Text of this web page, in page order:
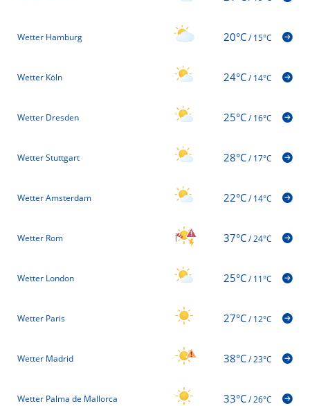
Wetter Hamburg 20°C/15°C
Wetter Köln 24°C/14°C
Wetter Dresden 25°C/16°C
Wetter Stuttgart 28°C/17°C
Wetter Amsterdam 22°C/14°C
Wetter Rom 37°C/24°C
Wetter London 25°C/11°C
Wetter Paris 27°C/12°C
Wetter Madrid 38°C/23°C
Wetter Palma de Mallorca 33°C/26°C